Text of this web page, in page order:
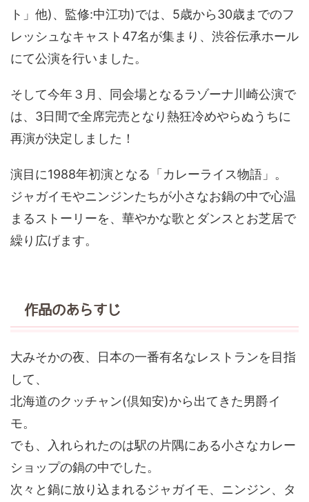
ト」他)、監修:中江功)では、5歳から30歳までのフ
レッシュなキャスト47名が集まり、渋谷伝承ホール
にて公演を行いました。
そして今年３月、同会場となるラゾーナ川崎公演で
は、3日間で全席完売となり熱狂冷めやらぬうちに
再演が決定しました！
演目に1988年初演となる「カレーライス物語」。
ジャガイモやニンジンたちが小さなお鍋の中で心温
まるストーリーを、華やかな歌とダンスとお芝居で
繰り広げます。
作品のあらすじ
大みそかの夜、日本の一番有名なレストランを目指
して、
北海道のクッチャン(倶知安)から出てきた男爵イ
モ。
でも、入れられたのは駅の片隅にある小さなカレー
ショップの鍋の中でした。
次々と鍋に放り込まれるジャガイモ、ニンジン、タ